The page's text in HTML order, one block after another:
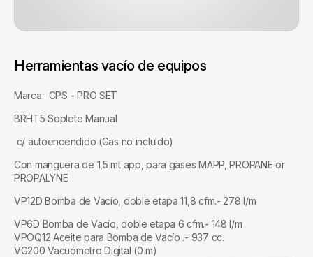
Herramientas vacío de equipos
Marca: CPS - PRO SET
BRHT5 Soplete Manual
c/ autoencendido (Gas no incluIdo)
Con manguera de 1,5 mt app, para gases MAPP, PROPANE or
PROPALYNE
VP12D Bomba de Vacío, doble etapa 11,8 cfm.- 278 l/m
VP6D Bomba de Vacío, doble etapa 6 cfm.- 148 l/m
VPOQ12 Aceite para Bomba de Vacío .- 937 cc.
VG200 Vacuómetro Digital (0 m)